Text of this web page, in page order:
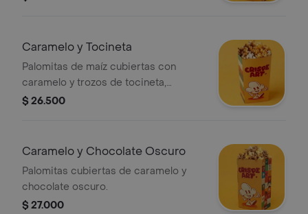
paquete personal.
Caramelo y Tocineta
Palomitas de maíz cubiertas con
caramelo y trozos de tocineta,
ofreciendo una mezcla de sabores
$ 26.500
Caramelo y Chocolate Oscuro
Palomitas cubiertas de caramelo y
chocolate oscuro.
$ 27.000